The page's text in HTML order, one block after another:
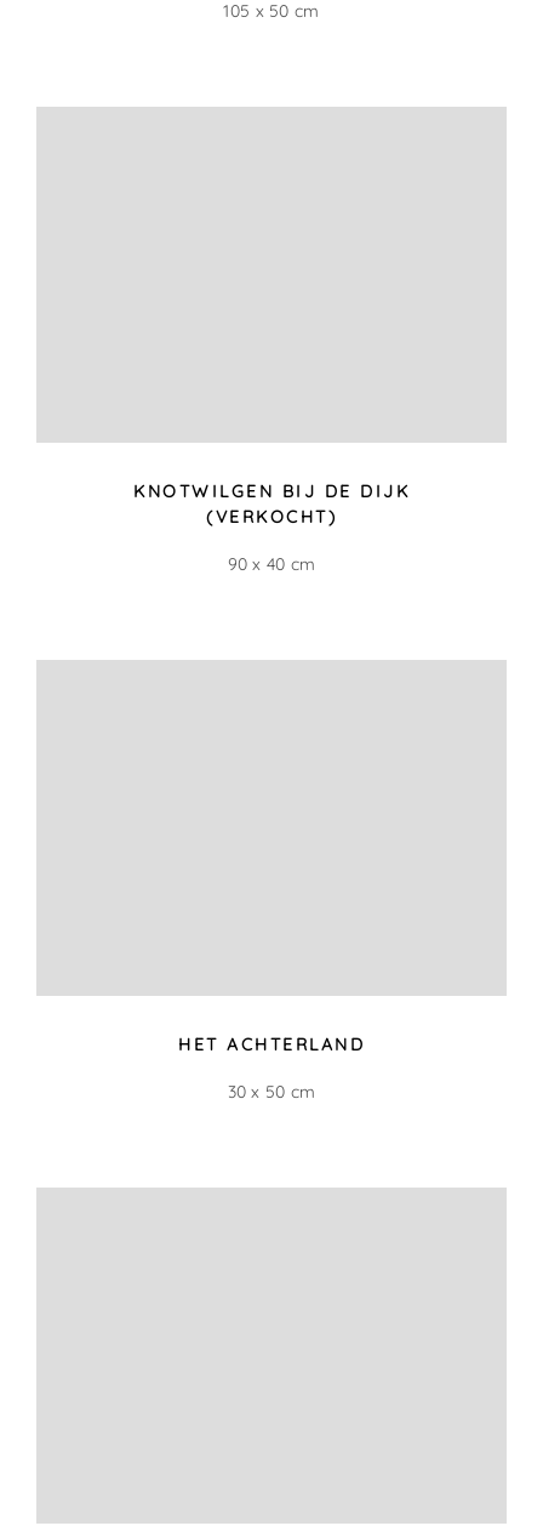
EN ALLES KLEURDE ROOD
60 x 30 cm
EEN OUDE DAM (VERKOCHT)
90 x 120 cm